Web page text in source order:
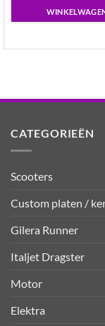
CATEGORIEËN
Scooters
Custom platen /
Gilera Runner
Italjet Dragster
Motor
Elektra